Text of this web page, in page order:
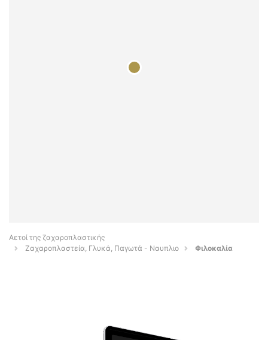
Αετοί της ζαχαροπλαστικής
Ζαχαροπλαστεία, Γλυκά, Παγωτά - Ναυπλιο
Φιλοκαλία